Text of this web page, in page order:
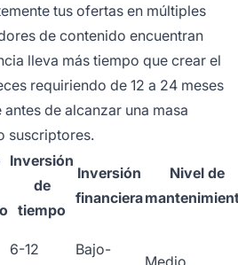
tus ofertas en múltiples
de contenido encuentran
lleva más tiempo que crear el
requiriendo de 12 a 24 meses
de alcanzar una masa
suscriptores.
Inversión
de
tiempo
Inversión
financiera
Nivel de
6-12
Bajo-
Medio